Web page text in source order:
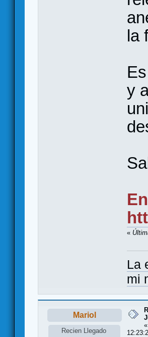
la
y
«
La
mi
Mariol
Recien Llegado
«